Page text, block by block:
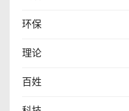
环保
理论
百姓